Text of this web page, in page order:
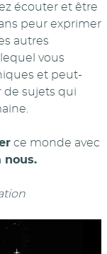
écouter et être
peur exprimer
autres
vous
et peut-
de sujets qui
ce monde avec
nous.